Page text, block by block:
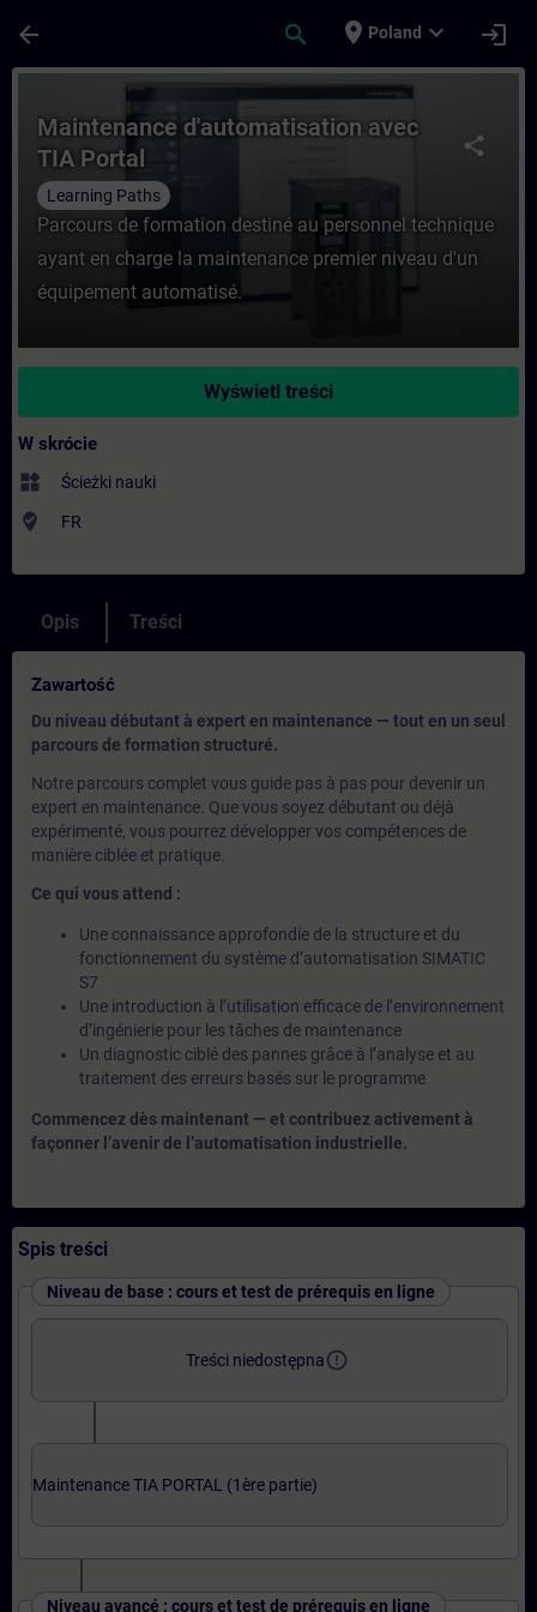
arrow_back search place Poland expand_more login
Kurs - Maintenance d'automatisation
share
Maintenance d'automatisation avec
TIA Portal
Learning Paths
Parcours de formation destiné au personnel technique
ayant en charge la maintenance premier niveau d'un
équipement automatisé.
Wyświetl treści
W skrócie
widgets Ścieżki nauki
where_to_vote FR
Opis Treści
Zawartość
Du niveau débutant à expert en maintenance — tout en un seul
parcours de formation structuré.
Notre parcours complet vous guide pas à pas pour devenir un
expert en maintenance. Que vous soyez débutant ou déjà
expérimenté, vous pourrez développer vos compétences de
manière ciblée et pratique.
Ce qui vous attend :
Une connaissance approfondie de la structure et du
fonctionnement du système d’automatisation SIMATIC
S7
Une introduction à l’utilisation efficace de l’environnement
d’ingénierie pour les tâches de maintenance
Un diagnostic ciblé des pannes grâce à l’analyse et au
traitement des erreurs basés sur le programme
Commencez dès maintenant — et contribuez activement à
façonner l’avenir de l’automatisation industrielle.
Spis treści
Niveau de base : cours et test de prérequis en ligne
Treści niedostępnaerror_outline
Maintenance TIA PORTAL (1ère partie)
Niveau avancé : cours et test de prérequis en ligne